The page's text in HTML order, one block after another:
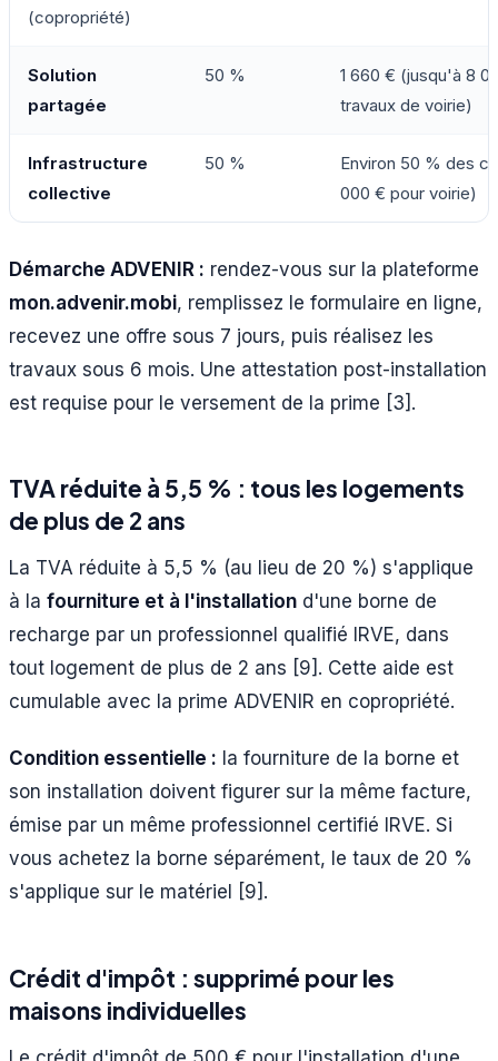
(copropriété)
Solution
partagée
50 %
1 660 € (jusqu'à 8
travaux de voirie)
Infrastructure
collective
50 %
Environ 50 % des
000 € pour voirie)
Démarche ADVENIR : rendez-vous sur la plateforme
mon.advenir.mobi, remplissez le formulaire en ligne,
recevez une offre sous 7 jours, puis réalisez les
travaux sous 6 mois. Une attestation post-installation
est requise pour le versement de la prime [3].
TVA réduite à 5,5 % : tous les logements
de plus de 2 ans
La TVA réduite à 5,5 % (au lieu de 20 %) s'applique
à la fourniture et à l'installation d'une borne de
recharge par un professionnel qualifié IRVE, dans
tout logement de plus de 2 ans [9]. Cette aide est
cumulable avec la prime ADVENIR en copropriété.
Condition essentielle : la fourniture de la borne et
son installation doivent figurer sur la même facture,
émise par un même professionnel certifié IRVE. Si
vous achetez la borne séparément, le taux de 20 %
s'applique sur le matériel [9].
Crédit d'impôt : supprimé pour les
maisons individuelles